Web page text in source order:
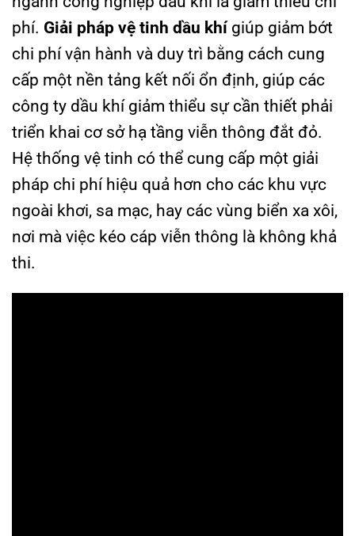
phí. Giải pháp vệ tinh dầu khígiúp giảm bớt
chi phí vận hành và duy trì bằng cách cung
cấp một nền tảng kết nối ổn định, giúp các
công ty dầu khí giảm thiểu sự cần thiết phải
triển khai cơ sở hạ tầng viễn thông đắt đỏ.
Hệ thống vệ tinh có thể cung cấp một giải
pháp chi phí hiệu quả hơn cho các khu vực
ngoài khơi, sa mạc, hay các vùng biển xa xôi,
nơi mà việc kéo cáp viễn thông là không khả
thi.